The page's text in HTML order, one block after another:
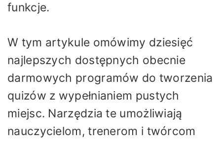
funkcje.
W tym artykule omówimy dziesięć
najlepszych dostępnych obecnie
darmowych programów do tworzenia
quizów z wypełnianiem pustych
miejsc. Narzędzia te umożliwiają
nauczycielom, trenerom i twórcom